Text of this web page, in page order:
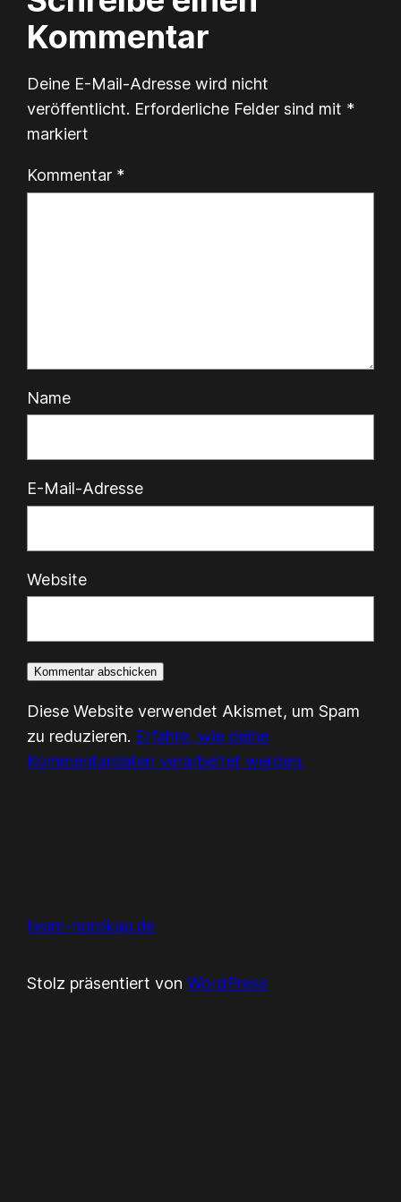
Kommentar
Deine E-Mail-Adresse wird nicht
veröffentlicht. Erforderliche Felder sind mit *
markiert
Kommentar *
Name
E-Mail-Adresse
Website
Diese Website verwendet Akismet, um Spam
zu reduzieren. Erfahre, wie deine
Kommentardaten verarbeitet werden.
team-nordkap.de
Stolz präsentiert vonWordPress